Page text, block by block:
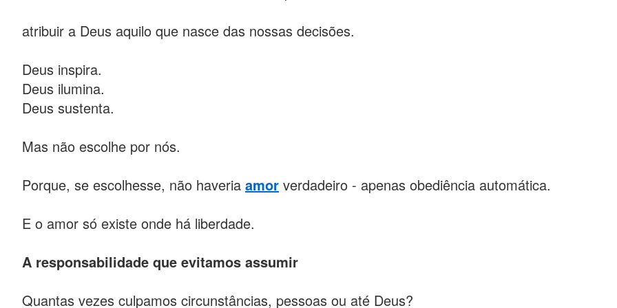
atribuir a Deus aquilo que nasce das nossas decisões.
Deus inspira.
Deus ilumina.
Deus sustenta.
Mas não escolhe por nós.
Porque, se escolhesse, não haveria amor verdadeiro - apenas obediência automática.
E o amor só existe onde há liberdade.
A responsabilidade que evitamos assumir
Quantas vezes culpamos circunstâncias, pessoas ou até Deus?